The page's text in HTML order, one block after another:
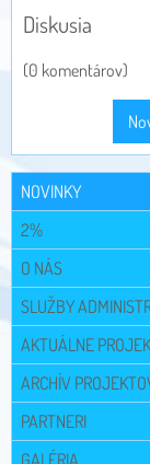
Diskusia
(0 komentárov)
NOVINKY
2%
O NÁS
SLUŽBY
AKTUÁLNE
ARCHÍV
PARTNERI